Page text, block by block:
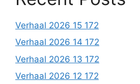
Verhaal 2026 15 172
Verhaal 2026 14 172
Verhaal 2026 13 172
Verhaal 2026 12 172